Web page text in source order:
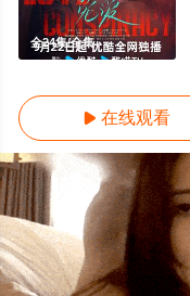
全24集/全集
 在线观看